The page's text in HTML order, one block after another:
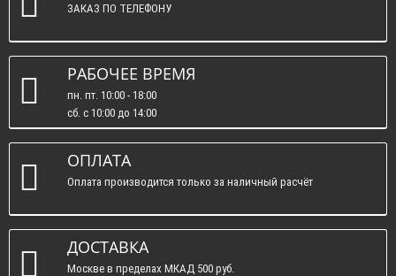
ЗАКАЗ ПО ТЕЛЕФОНУ
РАБОЧЕЕ ВРЕМЯ
пн. пт. 10:00 - 18:00
сб. c 10:00 до 14:00
вс. : выходные.
ОПЛАТА
Оплата производится только за наличный расчёт
ДОСТАВКА
Москве в пределах МКАД 500 руб.